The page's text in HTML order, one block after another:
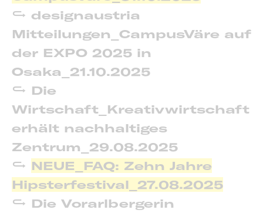
designaustria
Mitteilungen_CampusVäre auf
der EXPO 2025 in
Osaka_21.10.2025
Die
Wirtschaft_Kreativwirtschaft
erhält nachhaltiges
Zentrum_29.08.2025
NEUE_FAQ: Zehn Jahre
Hipsterfestival_27.08.2025
Die Vorarlbergerin